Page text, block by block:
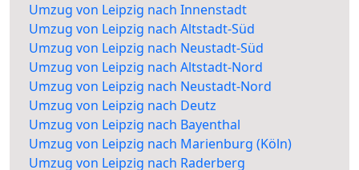
Umzug von Leipzig nach Innenstadt
Umzug von Leipzig nach Altstadt-Süd
Umzug von Leipzig nach Neustadt-Süd
Umzug von Leipzig nach Altstadt-Nord
Umzug von Leipzig nach Neustadt-Nord
Umzug von Leipzig nach Deutz
Umzug von Leipzig nach Bayenthal
Umzug von Leipzig nach Marienburg (Köln)
Umzug von Leipzig nach Raderberg